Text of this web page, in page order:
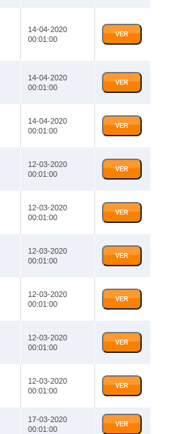
14-04-2020
00:01:00
VER
14-04-2020
00:01:00
VER
14-04-2020
00:01:00
VER
12-03-2020
00:01:00
VER
12-03-2020
00:01:00
VER
12-03-2020
00:01:00
VER
12-03-2020
00:01:00
VER
12-03-2020
00:01:00
VER
12-03-2020
00:01:00
VER
17-03-2020
00:01:00
VER